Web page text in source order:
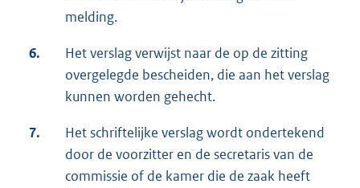
melding.
6.
Het verslag verwijst naar de op de zitting
overgelegde bescheiden, die aan het verslag
kunnen worden gehecht.
7.
Het schriftelijke verslag wordt ondertekend
door de voorzitter en de secretaris van de
commissie of de kamer die de zaak heeft